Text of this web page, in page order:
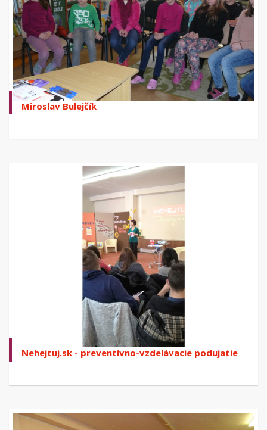
Miroslav Bulejčík
Nehejtuj.sk - preventívno-vzdelávacie podujatie